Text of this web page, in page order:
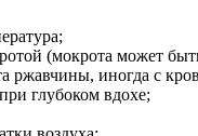
(мокрота может
ржавчины, иногда с
глубоком вдохе;